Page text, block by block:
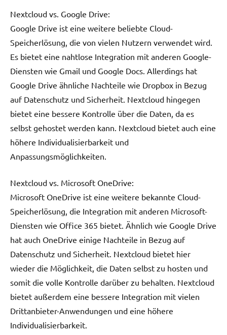
Nextcloud vs. Google Drive:
Google Drive ist eine weitere beliebte Cloud-
Speicherlösung, die von vielen Nutzern verwendet wird.
Es bietet eine nahtlose Integration mit anderen Google-
Diensten wie Gmail und Google Docs. Allerdings hat
Google Drive ähnliche Nachteile wie Dropbox in Bezug
auf Datenschutz und Sicherheit. Nextcloud hingegen
bietet eine bessere Kontrolle über die Daten, da es
selbst gehostet werden kann. Nextcloud bietet auch eine
höhere Individualisierbarkeit und
Anpassungsmöglichkeiten.
Nextcloud vs. Microsoft OneDrive:
Microsoft OneDrive ist eine weitere bekannte Cloud-
Speicherlösung, die Integration mit anderen Microsoft-
Diensten wie Office 365 bietet. Ähnlich wie Google Drive
hat auch OneDrive einige Nachteile in Bezug auf
Datenschutz und Sicherheit. Nextcloud bietet hier
wieder die Möglichkeit, die Daten selbst zu hosten und
somit die volle Kontrolle darüber zu behalten. Nextcloud
bietet außerdem eine bessere Integration mit vielen
Drittanbieter-Anwendungen und eine höhere
Individualisierbarkeit.